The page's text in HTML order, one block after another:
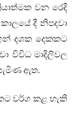
වන රෙදි
දී නිපදවා
දශක දෙකකට
විවිධ මාදිලිවල
ඇත.
වර්ග කළ හැකි